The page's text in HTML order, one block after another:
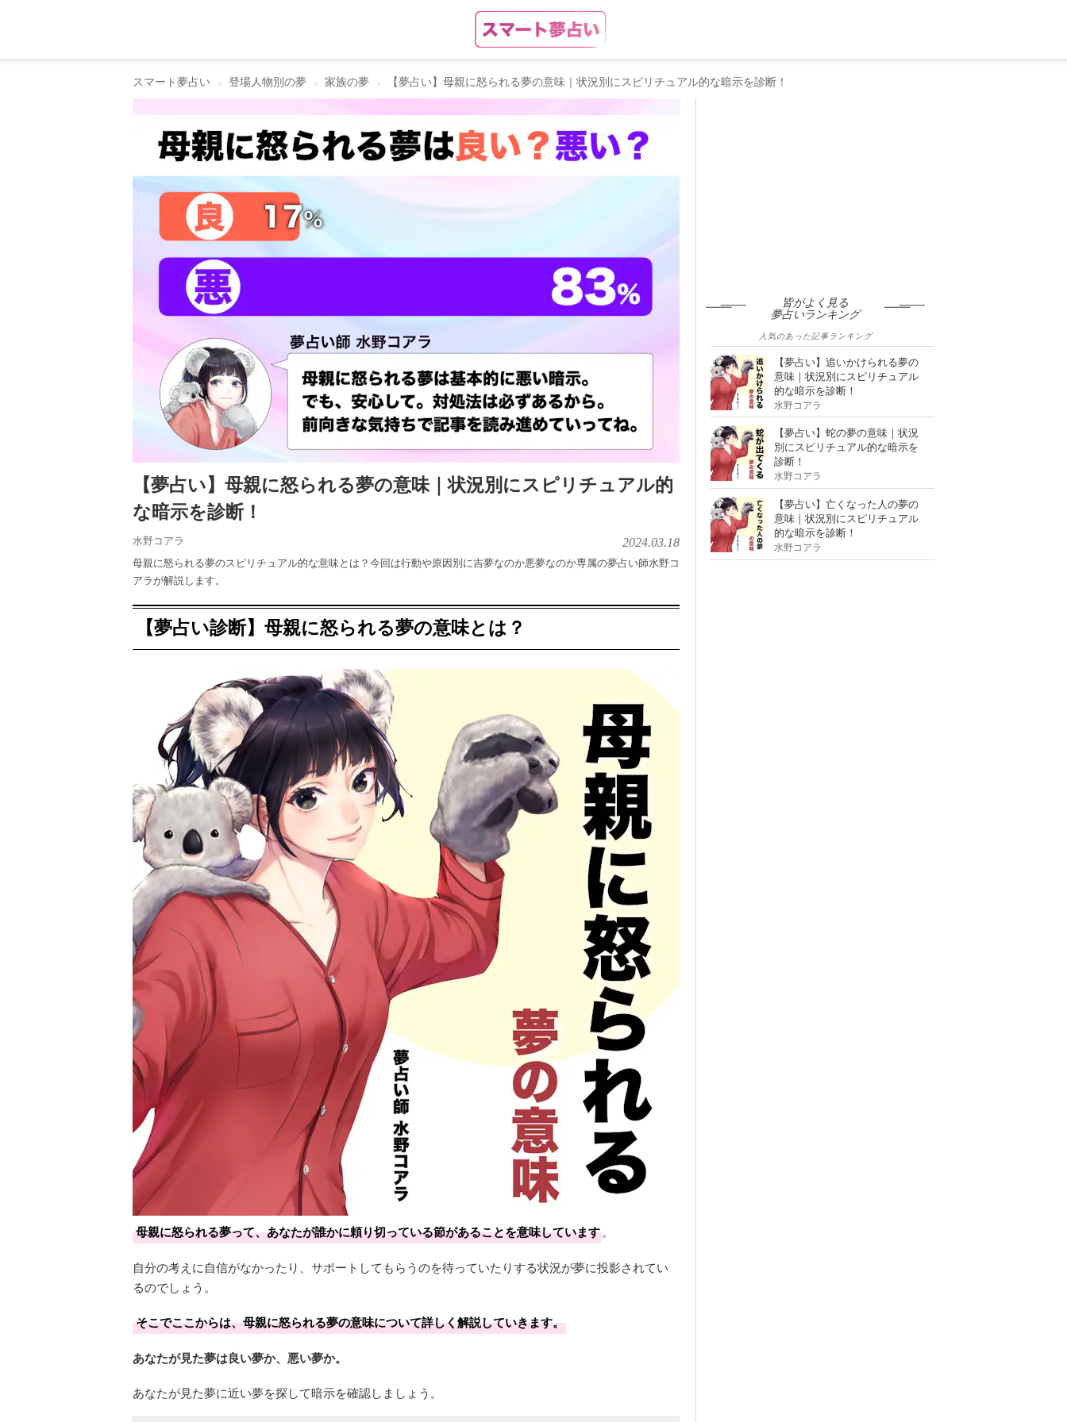
スマート夢占い 登場人物別の夢 家族の夢 【夢占い】母親に怒られる夢の意味｜状況別にスピリチュアル的な暗示を診断！
【夢占い】母親に怒られる夢の意味｜状況別にスピリチュアル的
な暗示を診断！
水野コアラ 2024.03.18
母親に怒られる夢のスピリチュアル的な意味とは？今回は行動や原因別に吉夢なのか悪夢なのか専属の夢占い師水野コ
アラが解説します。
【夢占い診断】母親に怒られる夢の意味とは？
母親に怒られる夢って、あなたが誰かに頼り切っている節があることを意味しています。
自分の考えに自信がなかったり、サポートしてもらうのを待っていたりする状況が夢に投影されてい
るのでしょう。
そこでここからは、母親に怒られる夢の意味について詳しく解説していきます。
あなたが見た夢は良い夢か、悪い夢か。
あなたが見た夢に近い夢を探して暗示を確認しましょう。
皆がよく見る
夢占いランキング
人気のあった記事ランキング
【夢占い】追いかけられる夢の
意味｜状況別にスピリチュアル
的な暗示を診断！
水野コアラ
【夢占い】蛇の夢の意味｜状況
別にスピリチュアル的な暗示を
診断！
水野コアラ
【夢占い】亡くなった人の夢の
意味｜状況別にスピリチュアル
的な暗示を診断！
水野コアラ